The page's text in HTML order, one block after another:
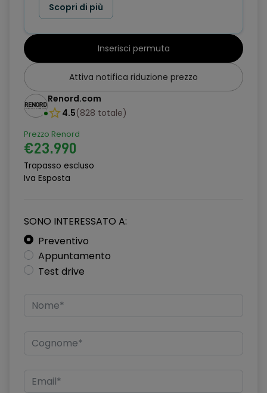
Blind Spot Intervention
Blind Spot Warning
Bluetooth (telefono e audio)
Bracciolo posteriore con portabicchieri
Cassetto Portaoggetti con luce di cortesia
Cinture di Sicurezza con pretensionatori Anteriori e Posteriori
Climatizzatore dual zone
David Boitel
Drive modes (Selettore modalità di guida)
Driver Attention Alert
Fari Automatici Intelligenti (Sensore Crepuscolare)
Fari LED (Anabbaglianti/Abbaglianti)
Fissaggi Isofix (Sedili posteriori)
Freno di stazionamento elettronico
Scopri di più
Inserisci permuta
Attiva notifica riduzione prezzo
Renord.com
4.5(828 totale)
Prezzo Renord
€23.990
Trapasso escluso
Iva Esposta
SONO INTERESSATO A:
Preventivo
Appuntamento
Test drive